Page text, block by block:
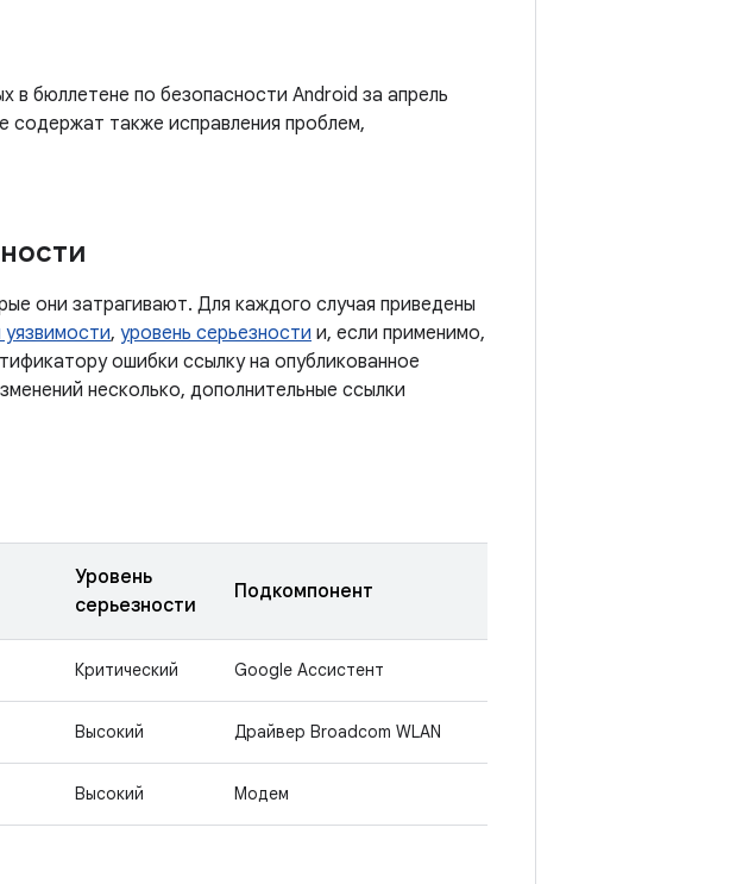
в бюллетене по безопасности Android за апрель
содержат также исправления проблем,
они затрагивают. Для каждого случая приведены
уязвимости, уровень серьезности и, если применимо,
ошибки ссылку на опубликованное
несколько, дополнительные ссылки
Уровень
серьезности
Подкомпонент
Критический Google Ассистент
Высокий Драйвер Broadcom WLAN
Высокий Модем